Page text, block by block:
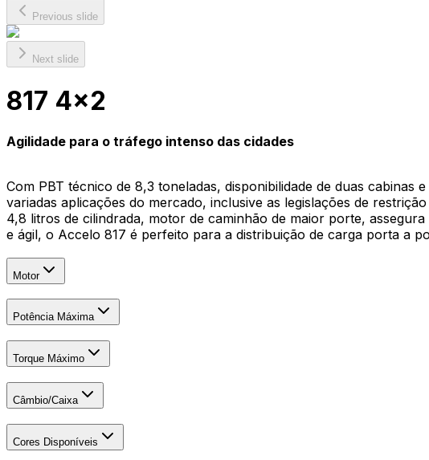
Previous slide
Next slide
817 4x2
Agilidade para o tráfego intenso das cidades
Com PBT técnico de 8,3 toneladas, disponibilidade de duas
variadas aplicações do mercado, inclusive as legislações de
4,8 litros de cilindrada, motor de caminhão de maior porte,
e ágil, o Accelo 817 é perfeito para a distribuição de carga porta a
Motor
Potência Máxima
Torque Máximo
Câmbio/Caixa
Cores Disponíveis